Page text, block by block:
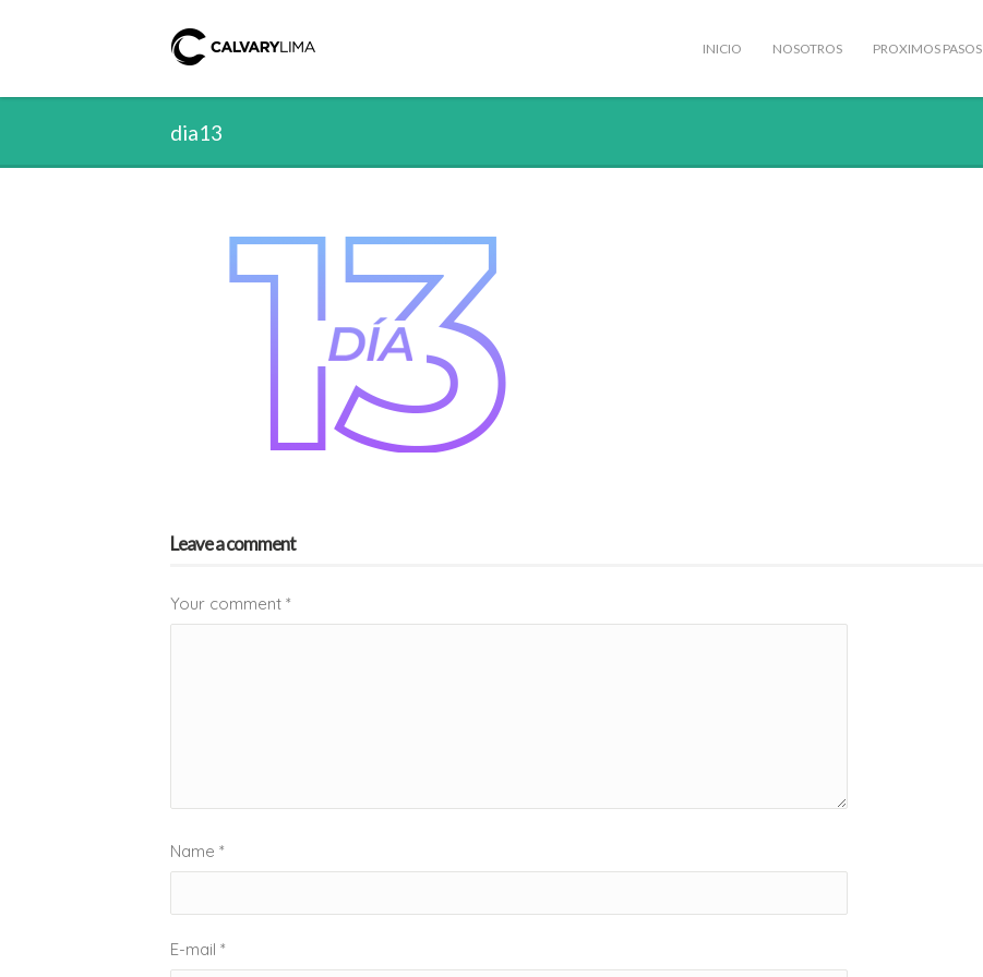
INICIO NOSOTROS PROXIMOS PASOS
dia13
Leave a comment
Your comment *
Name *
E-mail *